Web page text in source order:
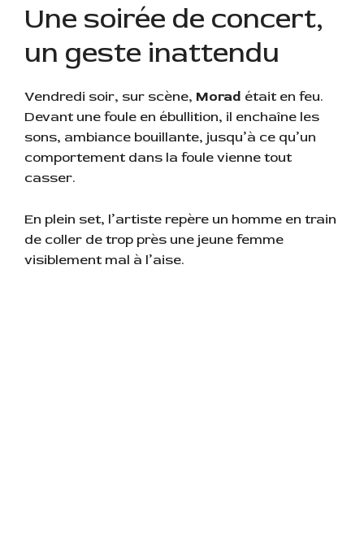
Une soirée de concert,
un geste inattendu
Vendredi soir, sur scène, Morad était en feu.
Devant une foule en ébullition, il enchaîne les
sons, ambiance bouillante, jusqu’à ce qu’un
comportement dans la foule vienne tout
casser.
En plein set, l’artiste repère un homme en train
de coller de trop près une jeune femme
visiblement mal à l’aise.